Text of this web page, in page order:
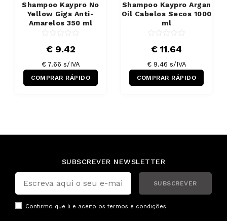
Shampoo Kaypro No
Yellow Gigs Anti-
Amarelos 350 ml
€ 9.42
€ 7.66 s/IVA
COMPRAR RÁPIDO
Shampoo Kaypro Argan
Oil Cabelos Secos 1000
ml
€ 11.64
€ 9.46 s/IVA
COMPRAR RÁPIDO
SUBSCREVER NEWSLETTER
SUBSCREVER
Confirmo que li e aceito os termos e condições